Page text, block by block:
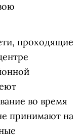
проходящие
во время
принимают на